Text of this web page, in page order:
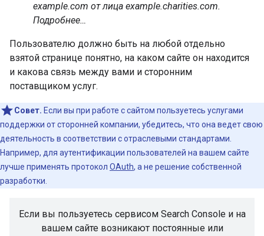
example.com от лица example.charities.com.
Подробнее…
Пользователю должно быть на любой отдельно
взятой странице понятно, на каком сайте он находится
и какова связь между вами и сторонним
поставщиком услуг.
Совет. Если вы при работе с сайтом пользуетесь услугами
поддержки от сторонней компании, убедитесь, что она ведет свою
деятельность в соответствии с отраслевыми стандартами.
Например, для аутентификации пользователей на вашем сайте
лучше применять протокол OAuth, а не решение собственной
разработки.
Если вы пользуетесь сервисом Search Console и на
вашем сайте возникают постоянные или